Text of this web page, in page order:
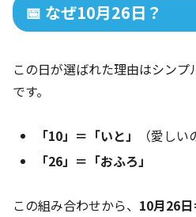
📅 なぜ10月26日？
この日が選ばれた理由はシン
です。
「10」＝「いと」
（愛しい
「26」＝「おふろ」
この組み合わせから、 10月26